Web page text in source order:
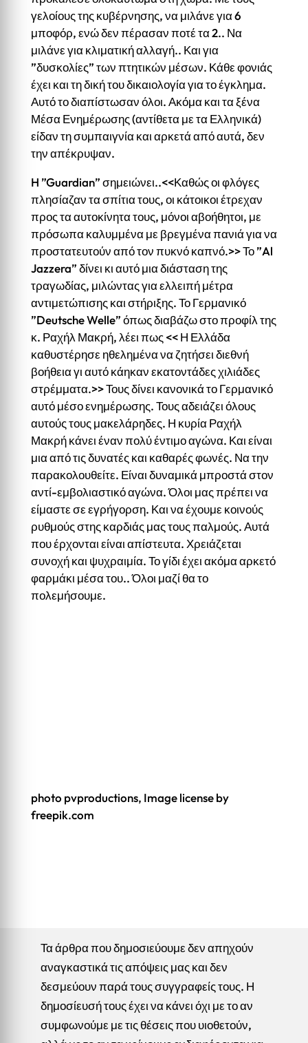
γελοίους της κυβέρνησης, να μιλάνε για 6
μποφόρ, ενώ δεν πέρασαν ποτέ τα 2.. Να
μιλάνε για κλιματική αλλαγή.. Και για
”δυσκολίες” των πτητικών μέσων. Κάθε φονιάς
έχει και τη δική του δικαιολογία για το έγκλημα.
Αυτό το διαπίστωσαν όλοι. Ακόμα και τα ξένα
Μέσα Ενημέρωσης (αντίθετα με τα Ελληνικά)
είδαν τη συμπαιγνία και αρκετά από αυτά, δεν
την απέκρυψαν.
H ”Guardian” σημειώνει..<<Καθώς οι φλόγες
πλησίαζαν τα σπίτια τους, οι κάτοικοι έτρεχαν
προς τα αυτοκίνητα τους, μόνοι αβοήθητοι, με
πρόσωπα καλυμμένα με βρεγμένα πανιά για να
προστατευτούν από τον πυκνό καπνό.>> Το ”Al
Jazzera” δίνει κι αυτό μια διάσταση της
τραγωδίας, μιλώντας για ελλειπή μέτρα
αντιμετώπισης και στήριξης. Το Γερμανικό
”Deutsche Welle” όπως διαβάζω στο προφίλ της
κ. Ραχήλ Μακρή, λέει πως << Η Ελλάδα
καθυστέρησε ηθελημένα να ζητήσει διεθνή
βοήθεια γι αυτό κάηκαν εκατοντάδες χιλιάδες
στρέμματα.>> Τους δίνει κανονικά το Γερμανικό
αυτό μέσο ενημέρωσης. Τους αδειάζει όλους
αυτούς τους μακελάρηδες. Η κυρία Ραχήλ
Μακρή κάνει έναν πολύ έντιμο αγώνα. Και είναι
μια από τις δυνατές και καθαρές φωνές. Να την
παρακολουθείτε. Είναι δυναμικά μπροστά στον
αντί-εμβολιαστικό αγώνα. Όλοι μας πρέπει να
είμαστε σε εγρήγορση. Και να έχουμε κοινούς
ρυθμούς στης καρδιάς μας τους παλμούς. Αυτά
που έρχονται είναι απίστευτα. Χρειάζεται
συνοχή και ψυχραιμία. Το γίδι έχει ακόμα αρκετό
φαρμάκι μέσα του.. Όλοι μαζί θα το
πολεμήσουμε.
photo pvproductions, Image license by
freepik.com
Τα άρθρα που δημοσιεύουμε δεν απηχούν
αναγκαστικά τις απόψεις μας και δεν
δεσμεύουν παρά τους συγγραφείς τους. Η
δημοσίευσή τους έχει να κάνει όχι με το αν
συμφωνούμε με τις θέσεις που υιοθετούν,